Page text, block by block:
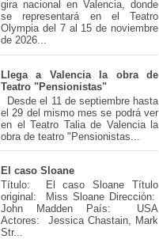
gira nacional en Valencia, donde
se representará en el Teatro
Olympia del 7 al 15 de noviembre
de 2026...
Llega a Valencia la obra de
Teatro "Pensionistas"
Desde el 11 de septiembre hasta
el 29 del mismo mes se podrá ver
en el Teatro Talia de Valencia la
obra de teatro "Pensionistas...
El caso Sloane
Título: El caso Sloane Título
original: Miss Sloane Dirección:
John Madden País: USA
Actores: Jessica Chastain, Mark
Str...